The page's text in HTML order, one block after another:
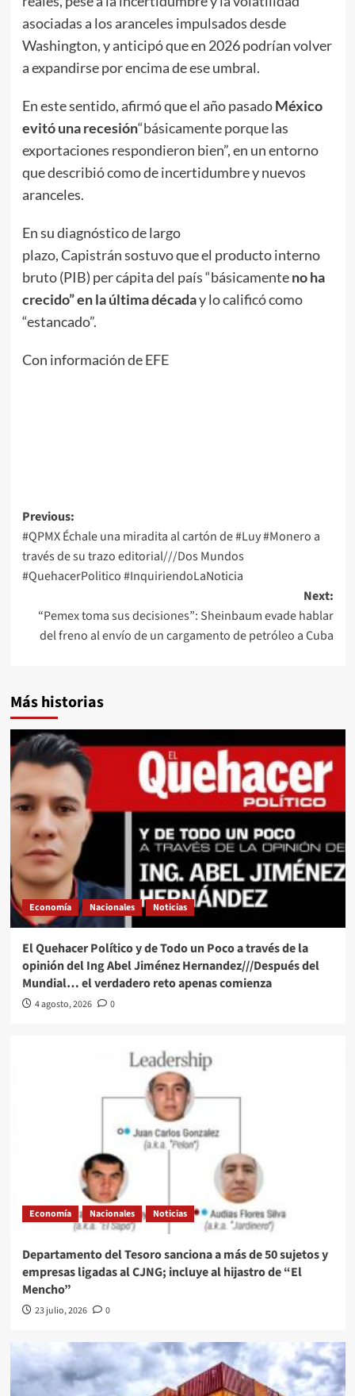
asociadas a los aranceles impulsados desde
Washington, y anticipó que en 2026 podrían volver
a expandirse por encima de ese umbral.
En este sentido, afirmó que el año pasadoMéxico
evitó una recesión“básicamente porque las
exportaciones respondieron bien”, en un entorno
que describió como de incertidumbre y nuevos
aranceles.
En su diagnóstico de largo
plazo, Capistrán sostuvo que el producto interno
bruto (PIB) per cápita del país “básicamenteno ha
crecido” en la última décaday lo calificó como
“estancado”.
Con información de EFE
Post
navigation
Previous:
#QPMX Échale una miradita al cartón de #Luy #Monero a
través de su trazo editorial///Dos Mundos
#QuehacerPolitico #InquiriendoLaNoticia
Next:
“Pemex toma sus decisiones”: Sheinbaum evade hablar
del freno al envío de un cargamento de petróleo a Cuba
Más historias
Economía Nacionales Noticias
El Quehacer Político y de Todo un Poco a través de la
opinión del Ing Abel Jiménez Hernandez///Después del
Mundial… el verdadero reto apenas comienza
4 agosto, 2026 0
Economía Nacionales Noticias
Departamento del Tesoro sanciona a más de 50 sujetos y
empresas ligadas al CJNG; incluye al hijastro de “El
Mencho”
23 julio, 2026 0